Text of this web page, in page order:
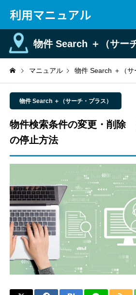
利用マニュアル
物件 Search ＋（サー
マニュアル 物件 Search ＋（サ
物件 Search ＋（サーチ・プラス）
物件検索条件の変更・削除
の停止方法